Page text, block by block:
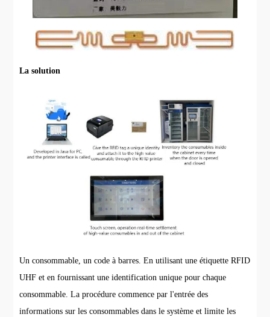
La solution
Un consommable, un code à barres. En utilisant une étiquette RFID
UHF et en fournissant une identification unique pour chaque
consommable. La procédure commence par l'entrée des
informations sur les consommables dans le système et limite les